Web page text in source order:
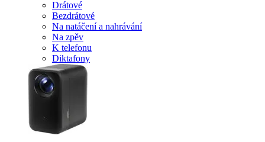
Drátové
Bezdrátové
Na natáčení a nahrávání
Na zpěv
K telefonu
Diktafony